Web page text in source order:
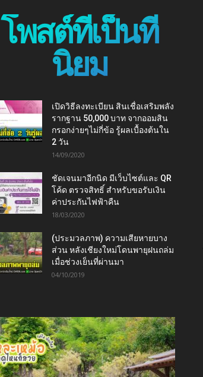
โพสต์ที่เป็นที่
นิยม
เปิดวิธีลงทะเบียน สินเชื่อเสริมพลัง
รากฐาน 50,000 บาท จากออมสิน
กรอกง่ายๆไม่กี่ข้อ รู้ผลเบื้องต้นใน
2 วัน
14/09/2020
ชัดเจนมาอีกนิด มีเว็บไซต์และ QR
โค้ด ตรวจสิทธิ์ สำหรับขอรับเงิน
ค่าประกันไฟฟ้าคืน
18/03/2020
(ประมวลภาพ) ความเสียหายบาง
ส่วน หลังเชียงใหม่โดนพายุฝนถล่ม
เมื่อช่วงเย็นที่ผ่านมา
04/10/2019